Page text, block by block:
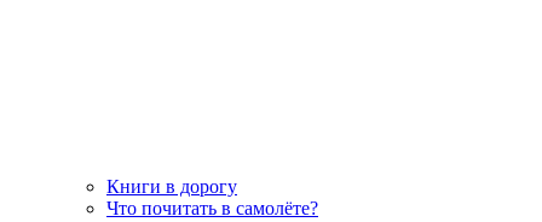
Книги в дорогу
Что почитать в самолёте?